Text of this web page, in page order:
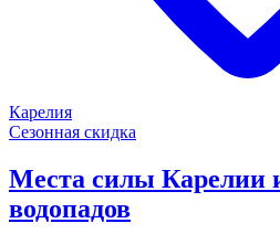
Карелия
Сезонная скидка
Места силы Карелии
водопадов